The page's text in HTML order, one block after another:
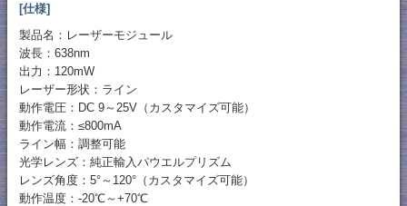
[仕様]
製品名：レーザーモジュール
波長：638nm
出力：120mW
レーザー形状：ライン
動作電圧：DC 9～25V（カスタマイズ可能）
動作電流：≤800mA
ライン幅：調整可能
光学レンズ：純正輸入パウエルプリズム
レンズ角度：5°～120°（カスタマイズ可能）
動作温度：-20℃～+70℃